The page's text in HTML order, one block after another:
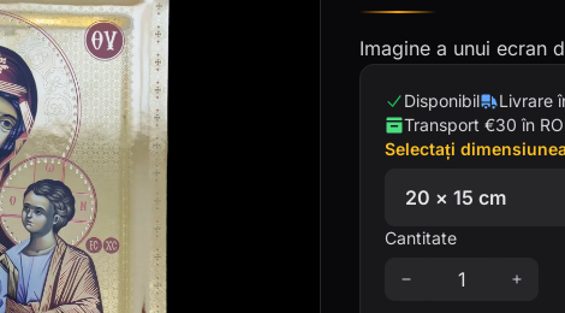
Imagine a unui ecran
Disponibil Livrare
Transport €30 în
Selectați dimensiunea
Cantitate